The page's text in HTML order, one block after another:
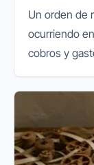
Un orden de
ocurriendo
cobros y